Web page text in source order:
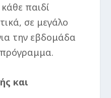
παιδί
σε μεγάλο
την εβδομάδα
και